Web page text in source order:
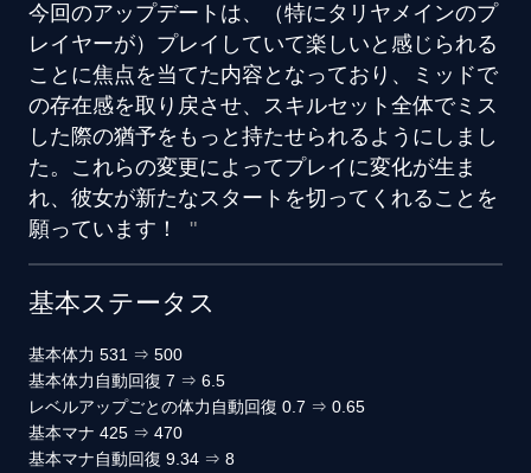
今回のアップデートは、（特にタリヤメインのプ
レイヤーが）プレイしていて楽しいと感じられる
ことに焦点を当てた内容となっており、ミッドで
の存在感を取り戻させ、スキルセット全体でミス
した際の猶予をもっと持たせられるようにしまし
た。これらの変更によってプレイに変化が生ま
れ、彼女が新たなスタートを切ってくれることを
願っています！
基本ステータス
基本体力 531 ⇒ 500
基本体力自動回復 7 ⇒ 6.5
レベルアップごとの体力自動回復 0.7 ⇒ 0.65
基本マナ 425 ⇒ 470
基本マナ自動回復 9.34 ⇒ 8